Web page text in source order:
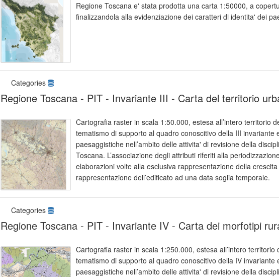
Regione Toscana e' stata prodotta una carta 1:50000, a
finalizzandola alla evidenziazione dei caratteri di identita' dei
Categories
Regione Toscana - PIT - Invariante III - Carta del territorio
Cartografia raster in scala 1:50.000, estesa all’intero territorio
tematismo di supporto al quadro conoscitivo della III invariante
paesaggistiche nell’ambito delle attivita' di revisione della
Toscana. L’associazione degli attributi riferiti alla
elaborazioni volte alla esclusiva rappresentazione della
rappresentazione dell’edificato ad una data soglia temporale.
Categories
Regione Toscana - PIT - Invariante IV - Carta dei morfotipi
Cartografia raster in scala 1:250.000, estesa all’intero
tematismo di supporto al quadro conoscitivo della IV
paesaggistiche nell’ambito delle attivita' di revisione della